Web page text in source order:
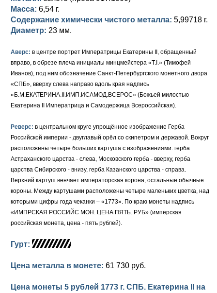
Русско-Польские
Для Польши
Памятные и донативные
Для Грузии
Для Польши
Медь
Серебро
Сибирские монеты
Для Молдавии и Валахии
Таврические монеты
Золото
Серебро
Медь
Для Пруссии
Альбертусталер
Иоанн Антонович (1740-1741)
Анна Иоанновна (1730-1740)
Петр II (1727-1730)
Екатерина I (1725-1727)
Золото
Серебро
Медь
Для Речи Посполитой
Масса: 6,54 г.
Содержание химически чистого металла: 5,99718 г.
Диаметр: 23 мм.
Аверс: в центре портрет Императрицы Екатерины II, обращенный
вправо, в обрезе плеча инициалы минцмейстера «T.I.» (Тимофей
Иванов), под ним обозначение Санкт-Петербургского монетного двора
«СПБ», вверху слева направо вдоль края надпись
«Б.М.ЕКАТЕРИНА.II.ИМП.ИСАМОД.ВСЕРОС» (Божьей милостью
Екатерина II Императрица и Самодержица Всероссийская).
Реверс: в центральном круге упрощённое изображение Герба
Российской империи - двуглавый орёл со скипетром и державой. Вокруг
расположены четыре больших картуша с изображениями: герба
Астраханского царства - слева, Московского герба - вверху, герба
царства Сибирского - внизу, герба Казанского царства - справа.
Верхний картуш венчает императорская корона, остальные обычные
короны. Между картушами расположены четыре маленьких цветка, над
которыми цифры года чеканки – «1773». По краю монеты надпись
«ИМПРСКАЯ РОССИЙС МОН. ЦЕНА ПЯТЬ. РУБ» (имперская
российская монета, цена - пять рублей).
Гурт:
Цена металла в монете: 61 730 руб.
Цена монеты 5 рублей 1773 г. СПБ. Екатерина II на